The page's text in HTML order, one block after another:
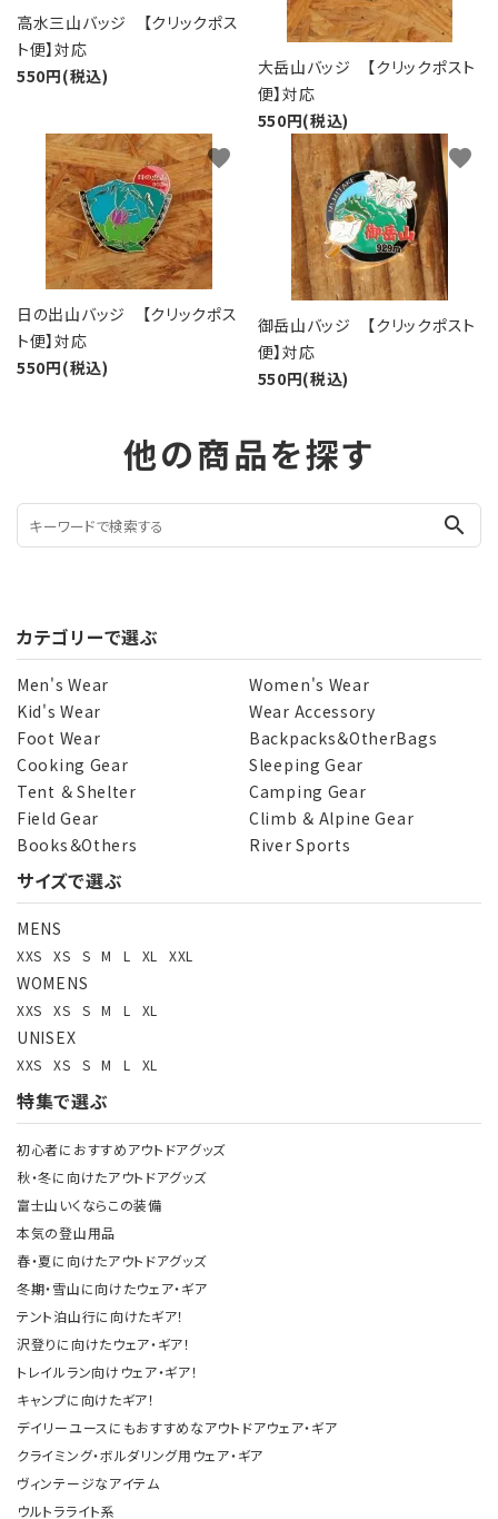
高水三山バッジ 【クリックポス
ト便】対応
550円(税込)
大岳山バッジ 【クリックポスト
便】対応
550円(税込)
日の出山バッジ 【クリックポス
ト便】対応
550円(税込)
favorite
御岳山バッジ 【クリックポスト
便】対応
550円(税込)
favorite
他の商品を探す
search
カテゴリーで選ぶ
Men's Wear
Women's Wear
Kid's Wear
Wear Accessory
Foot Wear
Backpacks＆OtherBags
Cooking Gear
Sleeping Gear
Tent ＆ Shelter
Camping Gear
Field Gear
Climb ＆ Alpine Gear
Books＆Others
River Sports
サイズで選ぶ
MENS
XXS XS S M L XL XXL
WOMENS
XXS XS S M L XL
UNISEX
XXS XS S M L XL
特集で選ぶ
初心者におすすめアウトドアグッズ
秋・冬に向けたアウトドアグッズ
富士山いくならこの装備
本気の登山用品
春・夏に向けたアウトドアグッズ
冬期・雪山に向けたウェア・ギア
テント泊山行に向けたギア！
沢登りに向けたウェア・ギア！
トレイルラン向けウェア・ギア！
キャンプに向けたギア！
デイリーユースにもおすすめなアウトドアウェア・ギア
クライミング・ボルダリング用ウェア・ギア
ヴィンテージなアイテム
ウルトラライト系